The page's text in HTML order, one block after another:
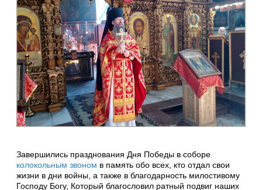
Завершились празднования Дня Победы в соборе
колокольным звоном в память обо всех, кто отдал свои
жизни в дни войны, а также в благодарность милостивому
Господу Богу, Который благословил ратный подвиг наших